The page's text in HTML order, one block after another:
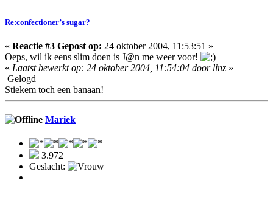
Re:confectioner’s sugar?
« Reactie #3 Gepost op: 24 oktober 2004, 11:53:51 »
Oeps, wil ik eens slim doen is J@n me weer voor!
« Laatst bewerkt op: 24 oktober 2004, 11:54:04 door linz »
Gelogd
Stiekem toch een banaan!
Mariek
3.972
Geslacht: